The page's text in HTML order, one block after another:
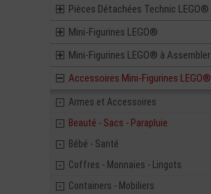
Pièces Détachées Technic LEGO®
Mini-Figurines LEGO®
Mini-Figurines LEGO® à Assembler
Accessoires Mini-Figurines LEGO®
Armes et Accessoires
Beauté - Sacs - Parapluie
Bébé - Santé
Coffres - Monnaies - Lingots
Containers - Mobiliers